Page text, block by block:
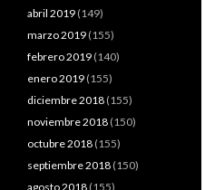
abril 2019 (149)
marzo 2019 (155)
febrero 2019 (140)
enero 2019 (155)
diciembre 2018 (155)
noviembre 2018 (150)
octubre 2018 (155)
septiembre 2018 (150)
agosto 2018 (155)